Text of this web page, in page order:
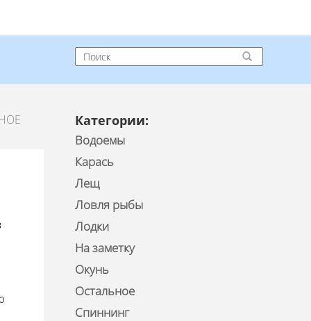
Категории:
Водоемы
Карась
Лещ
Ловля рыбы
Лодки
На заметку
Окунь
Остальное
Спиннинг